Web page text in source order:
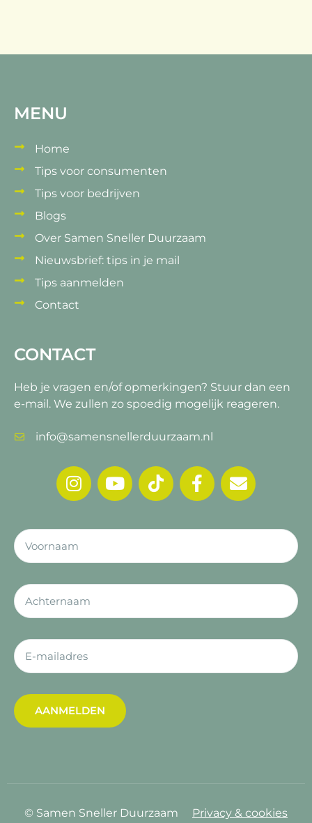
MENU
Home
Tips voor consumenten
Tips voor bedrijven
Blogs
Over Samen Sneller Duurzaam
Nieuwsbrief: tips in je mail
Tips aanmelden
Contact
CONTACT
Heb je vragen en/of opmerkingen? Stuur dan een
e-mail. We zullen zo spoedig mogelijk reageren.
info@samensnellerduurzaam.nl
AANMELDEN
© Samen Sneller Duurzaam Privacy & cookies